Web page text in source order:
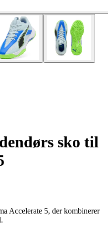
sko til
Accelerate 5, der kombinerer